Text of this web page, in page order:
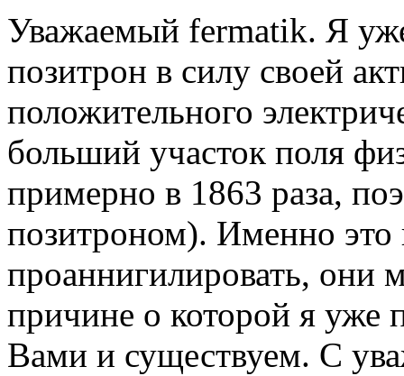
Уважаемый fermatik. Я
позитрон в силу своей
положительного
больший участок поля
примерно в 1863 раза,
позитроном). Именно
проаннигилировать, они
причине о которой я уже
Вами и существуем. С